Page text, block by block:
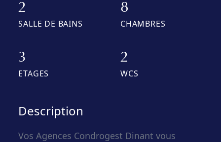
2
SALLE DE BAINS
8
CHAMBRES
3
ETAGES
2
WCS
Description
Vos Agences Condrogest Dinant vous